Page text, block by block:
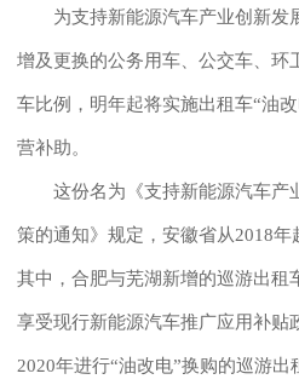
为支持新能源汽车产业创新发
增及更换的公务用车、公交车、环
车比例，明年起将实施出租车“油
营补助。
这份名为《支持新能源汽车产
策的通知》规定，安徽省从2018年
其中，合肥与芜湖新增的巡游出租
享受现行新能源汽车推广应用补贴
2020年进行“油改电”换购的巡游